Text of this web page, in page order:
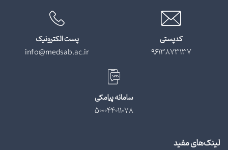
کدپستی
9613873137
پست الکترونیک
info@medsab.ac.ir
سامانه پیامکی
500044011078
لینک‌های مفید